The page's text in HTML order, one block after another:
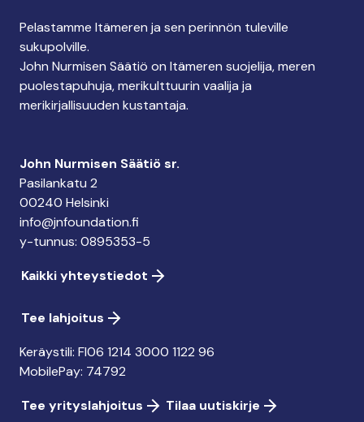
Pelastamme Itämeren ja sen perinnön tuleville
sukupolville.
John Nurmisen Säätiö on Itämeren suojelija, meren
puolestapuhuja, merikulttuurin vaalija ja
merikirjallisuuden kustantaja.
John Nurmisen Säätiö sr.
Pasilankatu 2
00240 Helsinki
info@jnfoundation.fi
y-tunnus: 0895353-5
Kaikki yhteystiedot
Tee lahjoitus
Keräystili: FI06 1214 3000 1122 96
MobilePay: 74792
Tee yrityslahjoitus
Tilaa uutiskirje